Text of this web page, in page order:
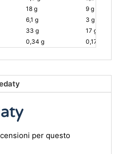
18 g
9 g
6,1 g
3 g
33 g
17 g
0,34 g 0,17 g
per questo